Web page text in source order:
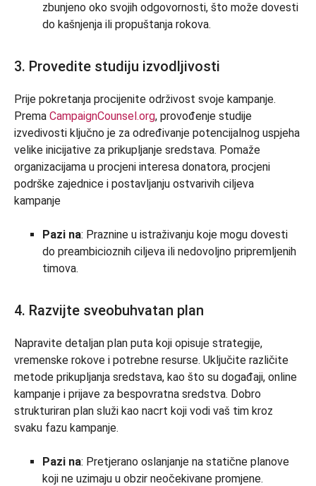
zbunjeno oko svojih odgovornosti, što može dovesti
do kašnjenja ili propuštanja rokova.
3. Provedite studiju izvodljivosti
Prije pokretanja procijenite održivost svoje kampanje.
Prema CampaignCounsel.org, provođenje studije
izvedivosti ključno je za određivanje potencijalnog uspjeha
velike inicijative za prikupljanje sredstava. Pomaže
organizacijama u procjeni interesa donatora, procjeni
podrške zajednice i postavljanju ostvarivih ciljeva
kampanje
Pazi na: Praznine u istraživanju koje mogu dovesti
do preambicioznih ciljeva ili nedovoljno pripremljenih
timova.
4. Razvijte sveobuhvatan plan
Napravite detaljan plan puta koji opisuje strategije,
vremenske rokove i potrebne resurse. Uključite različite
metode prikupljanja sredstava, kao što su događaji, online
kampanje i prijave za bespovratna sredstva. Dobro
strukturiran plan služi kao nacrt koji vodi vaš tim kroz
svaku fazu kampanje.
Pazi na: Pretjerano oslanjanje na statične planove
koji ne uzimaju u obzir neočekivane promjene.